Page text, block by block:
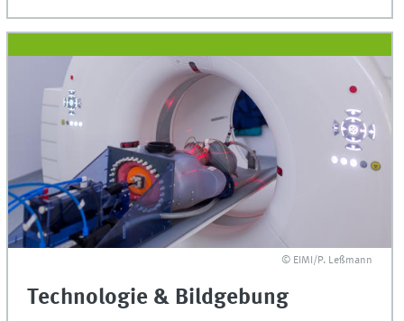
© EIMI/P. Leßmann
Technologie & Bildgebung